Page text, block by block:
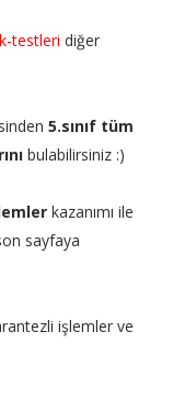
testleri diğer
5.sınıf tüm
bulabilirsiniz :)
kazanımı ile
sayfaya
işlemler ve